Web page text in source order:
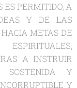
ES PERMITIDO, A
Y DE LAS
METAS DE
A INSTRUIR
SOSTENIDA Y
Y